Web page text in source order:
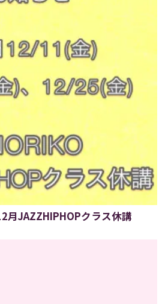
月JAZZHIPHOPクラス休講